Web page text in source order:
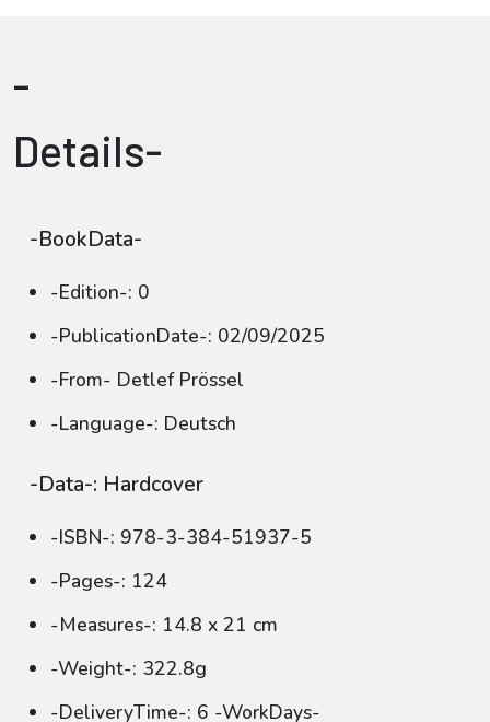
-
Details-
-BookData-
-Edition-: 0
-PublicationDate-: 02/09/2025
-From- Detlef Prössel
-Language-: Deutsch
-Data-: Hardcover
-ISBN-: 978-3-384-51937-5
-Pages-: 124
-Measures-: 14.8 x 21 cm
-Weight-: 322.8g
-DeliveryTime-: 6 -WorkDays-